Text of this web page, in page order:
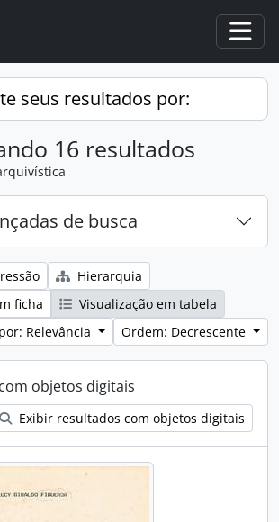
seus resultados por:
16 resultados
de busca
Hierarquia
ficha
Visualização em tabela
Relevância
Ordem: Decrescente
objetos digitais
Exibir resultados com objetos digitais